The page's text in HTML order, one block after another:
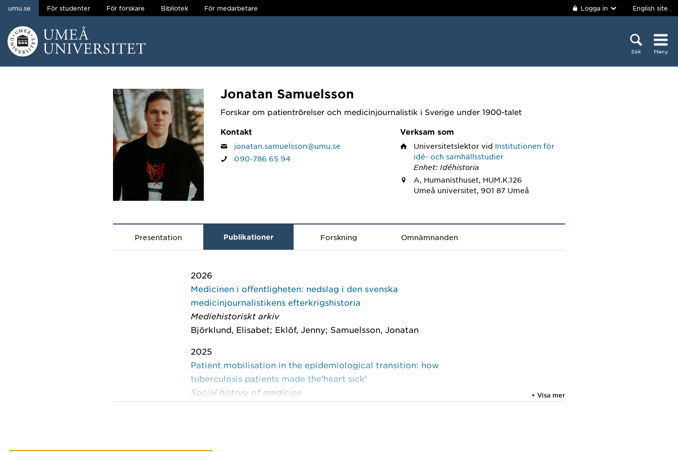
Hoppa direkt till innehållet
umu.se För studenter För forskare Bibliotek För medarbetare Logga in English site
Sök Meny
Jonatan Samuelsson
Forskar om patientrörelser och medicinjournalistik i Sverige under 1900-talet
Kontakt
jonatan.samuelsson@umu.se
090-786 65 94
Verksam som
Universitetslektor vid Institutionen för
idé- och samhällsstudier
Enhet: Idéhistoria
A, Humanisthuset, HUM.K.126
Umeå universitet, 901 87 Umeå
Presentation Publikationer Forskning Omnämnanden
2026
Medicinen i offentligheten: nedslag i den svenska
medicinjournalistikens efterkrigshistoria
Mediehistoriskt arkiv
Björklund, Elisabet; Eklöf, Jenny; Samuelsson, Jonatan
2025
Patient mobilisation in the epidemiological transition: how
tuberculosis patients made the'heart sick'
Social history of medicine
+ Visa mer